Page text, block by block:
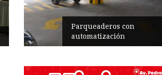
Parqueaderos con
automatización